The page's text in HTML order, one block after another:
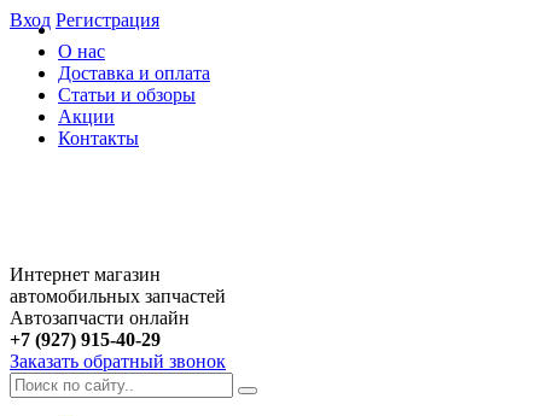
О нас
Доставка и оплата
Статьи и обзоры
Акции
Контакты
Вход Регистрация
Интернет магазин
автомобильных запчастей
Автозапчасти онлайн
+7 (927) 915-40-29
Заказать обратный звонок